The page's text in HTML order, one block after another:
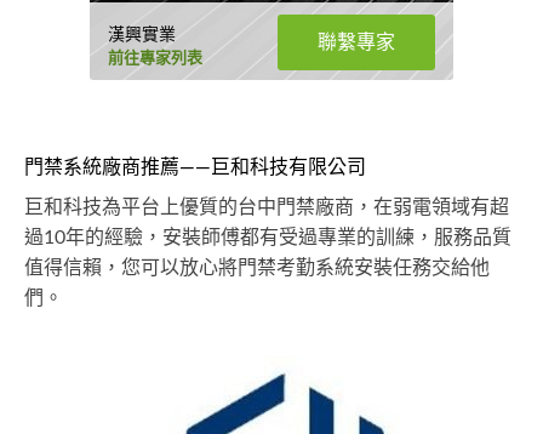
漢興實業
前往專家列表
聯繫專家
門禁系統廠商推薦——巨和科技有限公司
巨和科技為平台上優質的台中門禁廠商，在弱電領域有超
過10年的經驗，安裝師傅都有受過專業的訓練，服務品質
值得信賴，您可以放心將門禁考勤系統安裝任務交給他
們。